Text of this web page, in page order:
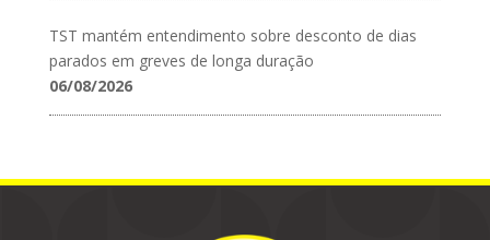
TST mantém entendimento sobre desconto de dias
parados em greves de longa duração
06/08/2026